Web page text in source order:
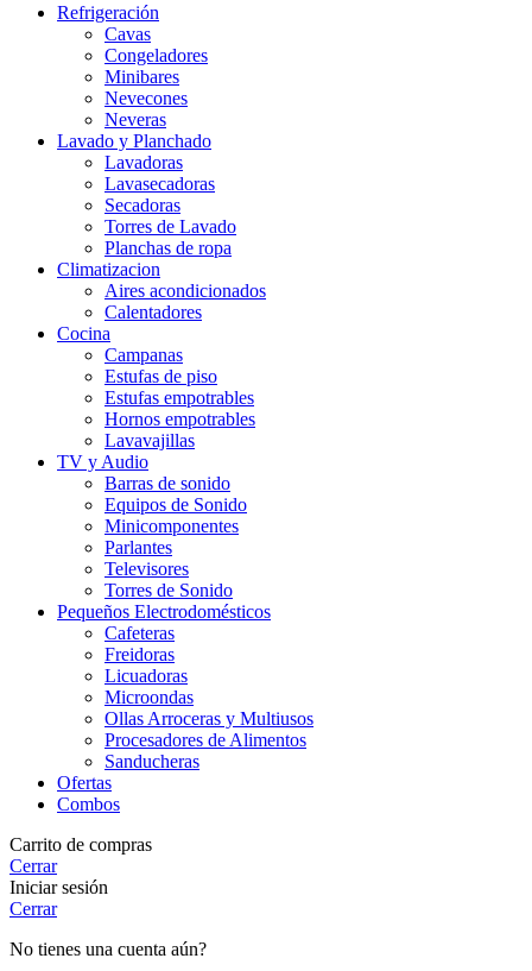
Refrigeración
Cavas
Congeladores
Minibares
Nevecones
Neveras
Lavado y Planchado
Lavadoras
Lavasecadoras
Secadoras
Torres de Lavado
Planchas de ropa
Climatizacion
Aires acondicionados
Calentadores
Cocina
Campanas
Estufas de piso
Estufas empotrables
Hornos empotrables
Lavavajillas
TV y Audio
Barras de sonido
Equipos de Sonido
Minicomponentes
Parlantes
Televisores
Torres de Sonido
Pequeños Electrodomésticos
Cafeteras
Freidoras
Licuadoras
Microondas
Ollas Arroceras y Multiusos
Procesadores de Alimentos
Sanducheras
Ofertas
Combos
Carrito de compras
Cerrar
Iniciar sesión
Cerrar
No tienes una cuenta aún?